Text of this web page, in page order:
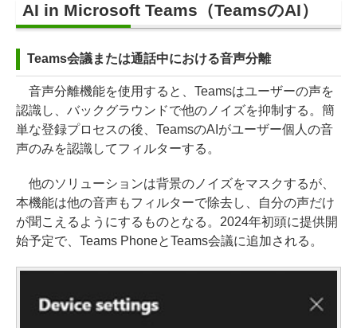
AI in Microsoft Teams（TeamsのAI）
Teams会議または通話中における音声分離
音声分離機能を使用すると、Teamsはユーザーの声を
認識し、バックグラウンドで他のノイズを抑制する。簡
単な登録プロセスの後、TeamsのAIがユーザー個人の音
声のみを認識してフィルターする。
他のソリューションは背景のノイズをマスクするが、
本機能は他の音声もフィルターで除去し、自分の声だけ
が聞こえるようにするものとなる。2024年初頭に提供開
始予定で、Teams PhoneとTeams会議に追加される。